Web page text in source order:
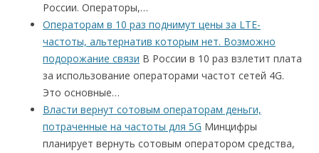
России. Операторы,…
Операторам в 10 раз поднимут цены за LTE-
частоты, альтернатив которым нет. Возможно
подорожание связи В России в 10 раз взлетит плата
за использование операторами частот сетей 4G.
Это основные…
Власти вернут сотовым операторам деньги,
потраченные на частоты для 5G Минцифры
планирует вернуть сотовым оператором средства,